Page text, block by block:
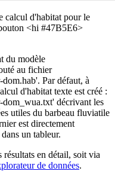
calcul d'habitat pour le
<hi #47B5E6>
du modèle
au fichier
Par défaut, à
d'habitat texte est créé :
dom_wua.txt' décrivant les
utiles du barbeau fluviatile
est directement
un tableur.
en détail, soit via
de données.